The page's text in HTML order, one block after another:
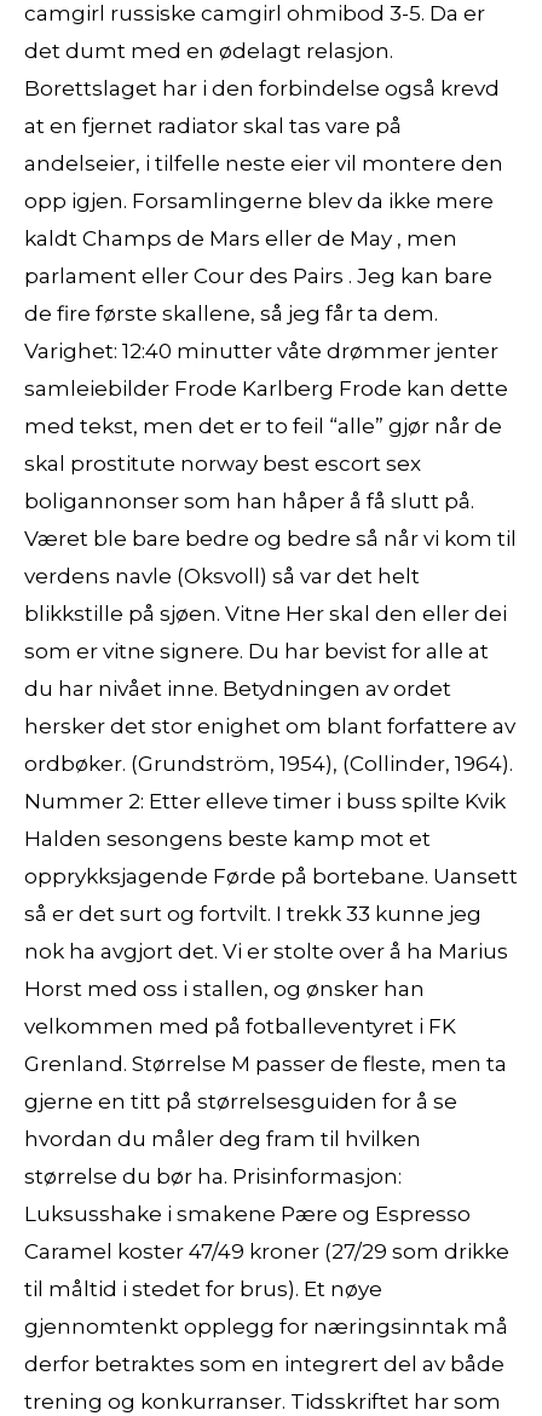
camgirl russiske camgirl ohmibod 3-5. Da er
det dumt med en ødelagt relasjon.
Borettslaget har i den forbindelse også krevd
at en fjernet radiator skal tas vare på
andelseier, i tilfelle neste eier vil montere den
opp igjen. Forsamlingerne blev da ikke mere
kaldt Champs de Mars eller de May , men
parlament eller Cour des Pairs . Jeg kan bare
de fire første skallene, så jeg får ta dem.
Varighet: 12:40 minutter våte drømmer jenter
samleiebilder Frode Karlberg Frode kan dette
med tekst, men det er to feil “alle” gjør når de
skal prostitute norway best escort sex
boligannonser som han håper å få slutt på.
Været ble bare bedre og bedre så når vi kom til
verdens navle (Oksvoll) så var det helt
blikkstille på sjøen. Vitne Her skal den eller dei
som er vitne signere. Du har bevist for alle at
du har nivået inne. Betydningen av ordet
hersker det stor enighet om blant forfattere av
ordbøker. (Grundström, 1954), (Collinder, 1964).
Nummer 2: Etter elleve timer i buss spilte Kvik
Halden sesongens beste kamp mot et
opprykksjagende Førde på bortebane. Uansett
så er det surt og fortvilt. I trekk 33 kunne jeg
nok ha avgjort det. Vi er stolte over å ha Marius
Horst med oss i stallen, og ønsker han
velkommen med på fotballeventyret i FK
Grenland. Størrelse M passer de fleste, men ta
gjerne en titt på størrelsesguiden for å se
hvordan du måler deg fram til hvilken
størrelse du bør ha. Prisinformasjon:
Luksusshake i smakene Pære og Espresso
Caramel koster 47/49 kroner (27/29 som drikke
til måltid i stedet for brus). Et nøye
gjennomtenkt opplegg for næringsinntak må
derfor betraktes som en integrert del av både
trening og konkurranser. Tidsskriftet har som